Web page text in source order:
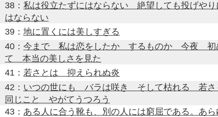
38： 私は役立たずにはならない 絶望しても投げやり
はならない
39： 地に置くには美しすぎる
40： 今まで 私は恋をしたか するものか 今夜 初
て 本当の美しさを見た
41： 若さとは 抑えられぬ炎
42： いつの世にも バラは咲き そして枯れる 若さ
同じこと やがてうつろう
43： ある人に合う靴も、別の人には窮屈である。あら